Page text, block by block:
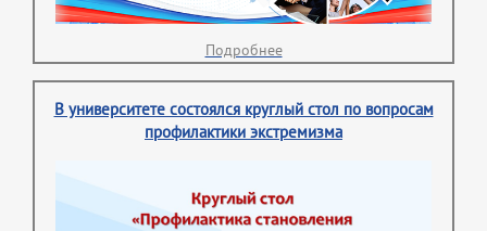
Подробнее
В университете состоялся круглый стол по вопросам
профилактики экстремизма